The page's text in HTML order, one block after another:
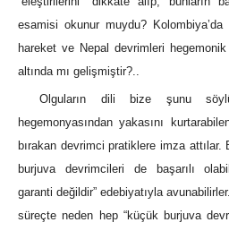
esamisi okunur muydu? Kolombiya’da
hareket ve Nepal devrimleri hegemonik
altında mı gelişmiştir?..
Olguların dili bize şunu
hegemonyasından yakasını
bırakan devrimci pratiklere imza attılar.
burjuva devrimcileri de başarılı
garanti değildir” edebiyatıyla
süreçte neden hep “küçük burjuva